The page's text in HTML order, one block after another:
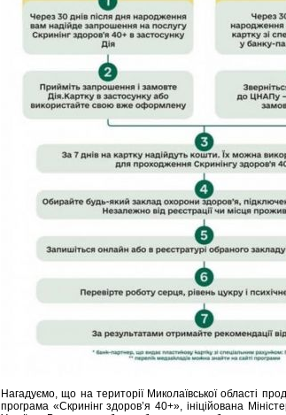
Нагадуємо, що на території Миколаївської області
програма «Скринінг здоров’я 40+», ініційована